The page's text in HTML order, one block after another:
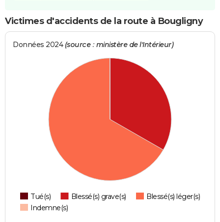
Victimes d'accidents de la route à Bougligny
Données 2024 (source : ministère de l'Intérieur)
Tué(s) Blessé(s) grave(s)
Blessé(s) léger(s)
Indemne(s)